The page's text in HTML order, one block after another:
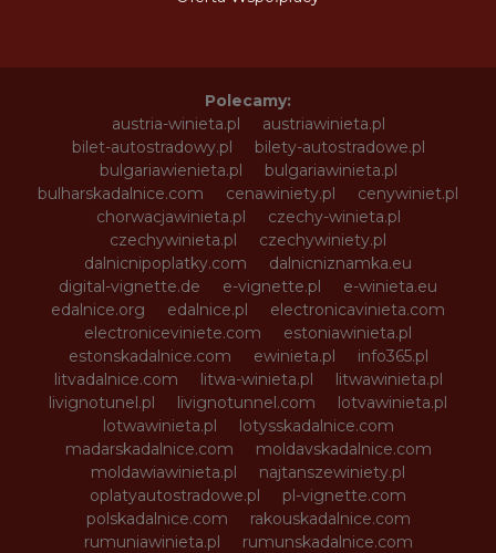
Polecamy:
austria-winieta.pl
austriawinieta.pl
bilet-autostradowy.pl
bilety-autostradowe.pl
bulgariawienieta.pl
bulgariawinieta.pl
bulharskadalnice.com
cenawiniety.pl
cenywiniet.pl
chorwacjawinieta.pl
czechy-winieta.pl
czechywinieta.pl
czechywiniety.pl
dalnicnipoplatky.com
dalnicniznamka.eu
digital-vignette.de
e-vignette.pl
e-winieta.eu
edalnice.org
edalnice.pl
electronicavinieta.com
electroniceviniete.com
estoniawinieta.pl
estonskadalnice.com
ewinieta.pl
info365.pl
litvadalnice.com
litwa-winieta.pl
litwawinieta.pl
livignotunel.pl
livignotunnel.com
lotvawinieta.pl
lotwawinieta.pl
lotysskadalnice.com
madarskadalnice.com
moldavskadalnice.com
moldawiawinieta.pl
najtanszewiniety.pl
oplatyautostradowe.pl
pl-vignette.com
polskadalnice.com
rakouskadalnice.com
rumuniawinieta.pl
rumunskadalnice.com